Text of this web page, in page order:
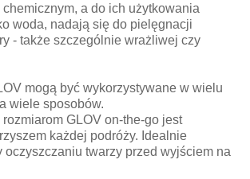
a do ich użytkowania
woda, nadają się do pielęgnacji
- także szczególnie wrażliwej czy
mogą być wykorzystywane w wielu
wiele sposobów.
GLOV on-the-go jest
każdej podróży. Idealnie
oczyszczaniu twarzy przed wyjściem na